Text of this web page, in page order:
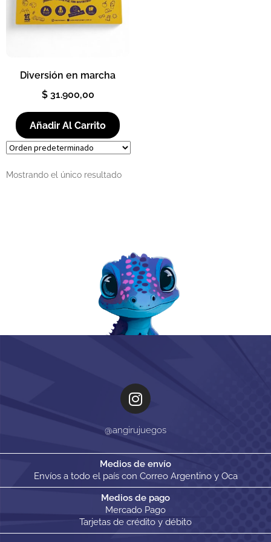
Diversión en marcha
$31.900,00
Añadir Al Carrito
Mostrando el único resultado
Medios de pago
Mercado Pago
Tarjetas de crédito y débito
Medios de envío
Envíos a todo el país con Correo Argentino y Oca
@angirujuegos